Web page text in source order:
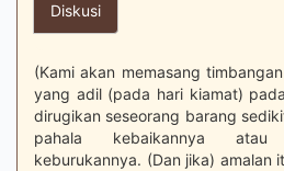
Diskusi
(Kami akan memasang
yang adil (pada hari kiamat)
dirugikan seseorang barang
pahala kebaikannya atau
keburukannya. (Dan jika) amalan